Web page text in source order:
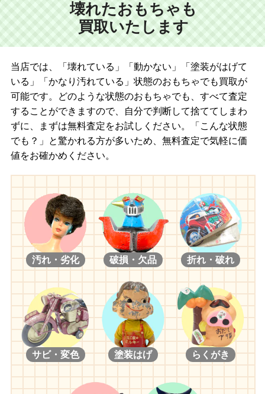
壊れたおもちゃも
買取いたします
当店では、「壊れている」「動かない」「塗装がはげて
いる」「かなり汚れている」状態のおもちゃでも買取が
可能です。どのような状態のおもちゃでも、すべて査定
することができますので、自分で判断して捨ててしまわ
ずに、まずは無料査定をお試しください。「こんな状態
でも？」と驚かれる方が多いため、無料査定で気軽に価
値をお確かめください。
汚れ・劣化 破損・欠品 折れ・破れ
サビ・変色 塗装はげ らくがき